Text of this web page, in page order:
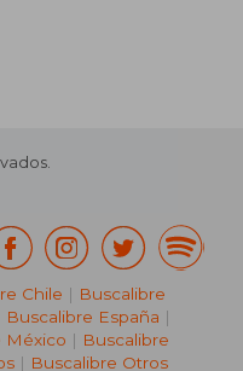
Chile | Buscalibre
Buscalibre España |
México | Buscalibre
| Buscalibre Otros